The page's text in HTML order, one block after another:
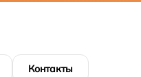
Контакты